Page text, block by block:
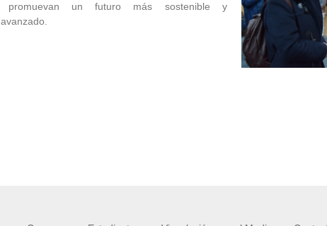
un futuro más sostenible y